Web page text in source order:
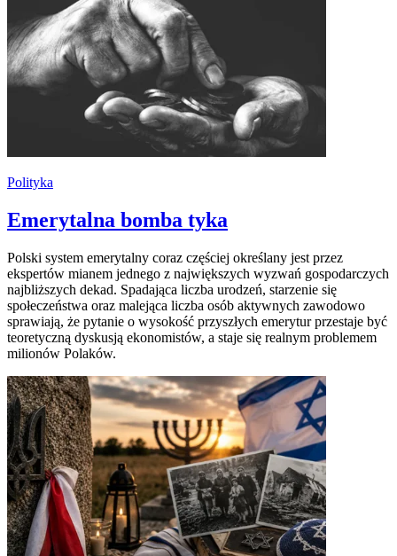
Polityka
Emerytalna bomba tyka
Polski system emerytalny coraz częściej określany jest przez
ekspertów mianem jednego z największych wyzwań gospodarczych
najbliższych dekad. Spadająca liczba urodzeń, starzenie się
społeczeństwa oraz malejąca liczba osób aktywnych zawodowo
sprawiają, że pytanie o wysokość przyszłych emerytur przestaje być
teoretyczną dyskusją ekonomistów, a staje się realnym problemem
milionów Polaków.